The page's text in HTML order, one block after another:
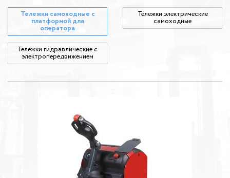
Тележки самоходные с
платформой для
оператора
Тележки электрические
самоходные
Тележки гидравлические с
электропередвижением